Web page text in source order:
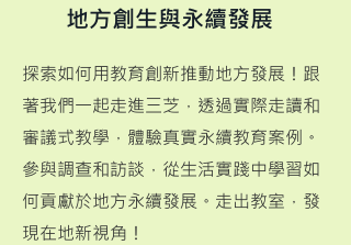
地方創生與永續發展
探索如何用教育創新推動地方發展！跟
著我們一起走進三芝，透過實際走讀和
審議式教學，體驗真實永續教育案例。
參與調查和訪談，從生活實踐中學習如
何貢獻於地方永續發展。走出教室，發
現在地新視角！